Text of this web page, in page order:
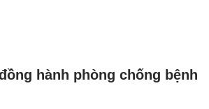
hành phòng chống bệnh